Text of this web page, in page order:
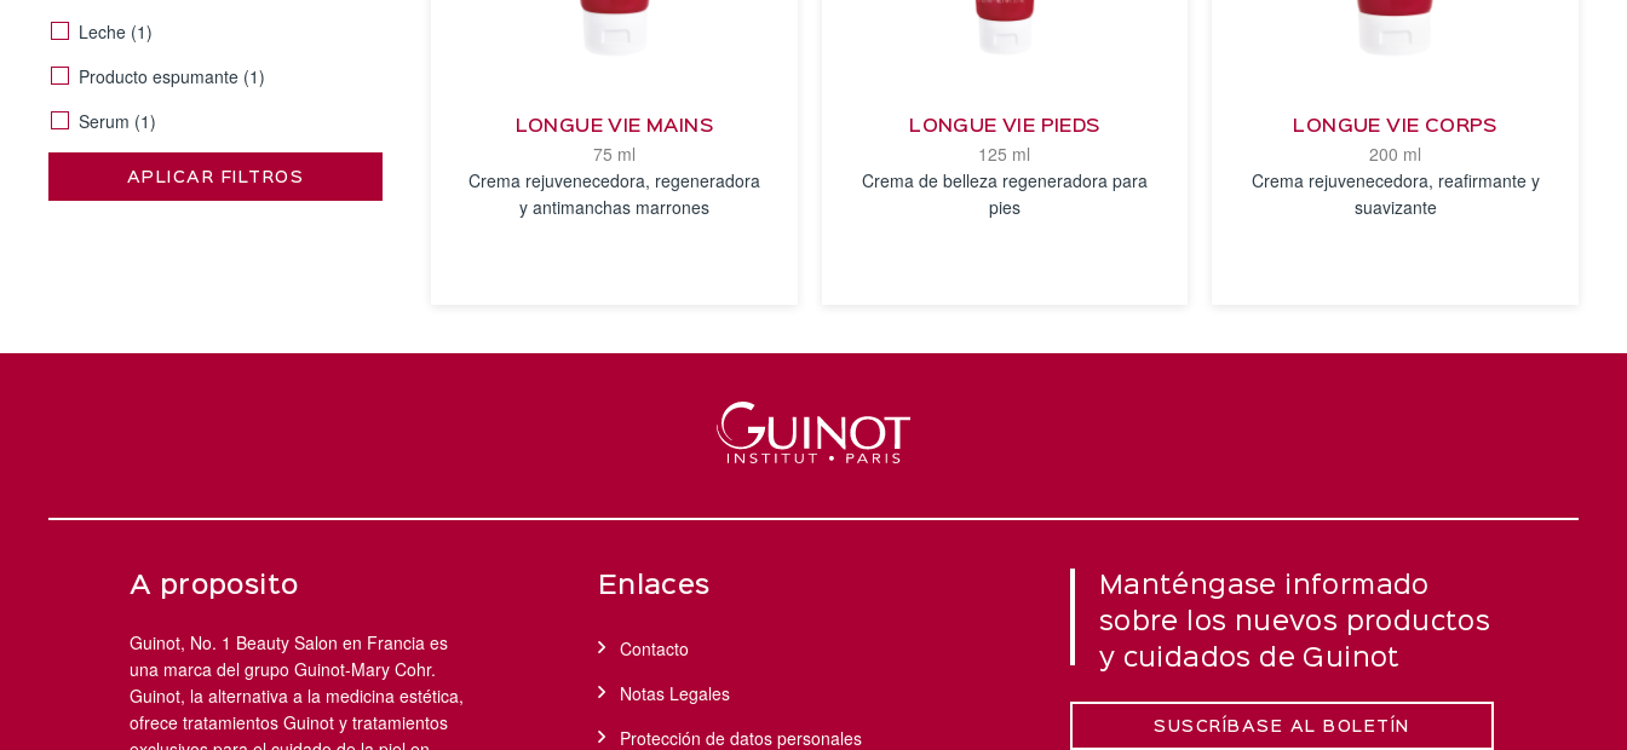
Leche (1)
Producto espumante (1)
Serum (1)
APLICAR FILTROS
LONGUE VIE MAINS
75 ml
Crema rejuvenecedora, regeneradora
y antimanchas marrones
LONGUE VIE PIEDS
125 ml
Crema de belleza regeneradora para
pies
LONGUE VIE CORPS
200 ml
Crema rejuvenecedora, reafirmante y
suavizante
A proposito
Guinot, No. 1 Beauty Salon en Francia es
una marca del grupo Guinot-Mary Cohr.
Guinot, la alternativa a la medicina estética,
ofrece tratamientos Guinot y tratamientos
Enlaces
Contacto
Notas Legales
Protección de datos personales
Manténgase informado
sobre los nuevos productos
y cuidados de Guinot
SUSCRÍBASE AL BOLETÍN